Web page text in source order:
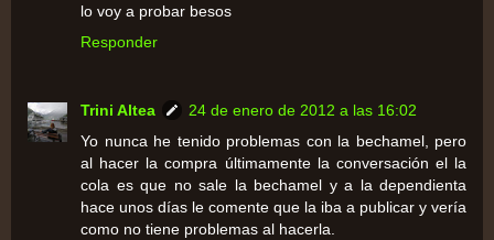
lo voy a probar besos
Responder
Trini Altea
24 de enero de 2012 a las 16:02
Yo nunca he tenido problemas con la bechamel, pero
al hacer la compra últimamente la conversación el la
cola es que no sale la bechamel y a la dependienta
hace unos días le comente que la iba a publicar y vería
como no tiene problemas al hacerla.